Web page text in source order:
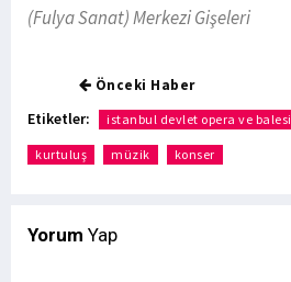
(Fulya Sanat) Merkezi Gişeleri
Önceki Haber
Etiketler: istanbul devlet opera ve balesi
kurtuluş müzik konser
Yorum Yap